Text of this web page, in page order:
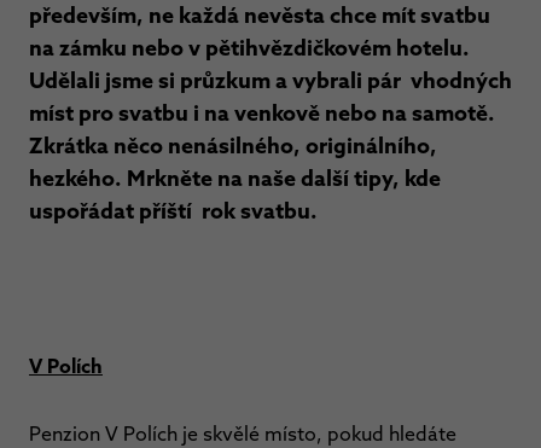
především, ne každá nevěsta chce mít svatbu
na zámku nebo v pětihvězdičkovém hotelu.
Udělali jsme si průzkum a vybrali pár vhodných
míst pro svatbu i na venkově nebo na samotě.
Zkrátka něco nenásilného, originálního,
hezkého. Mrkněte na naše další tipy, kde
uspořádat příští rok svatbu.
V Polích
Penzion V Polích je skvělé místo, pokud hledáte